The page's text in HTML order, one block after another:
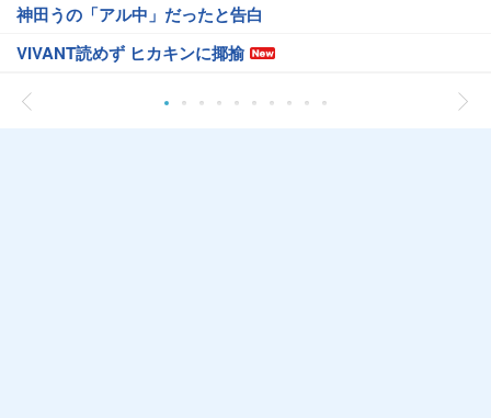
神田うの「アル中」だったと告白
VIVANT読めず ヒカキンに揶揄